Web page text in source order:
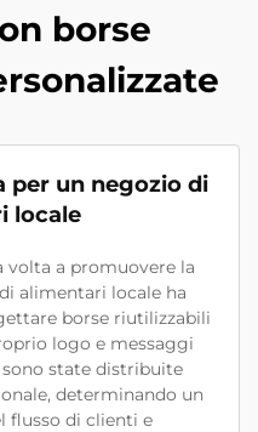
borse
per un negozio di
locale
volta a promuovere la
alimentari locale ha
borse riutilizzabili
logo e messaggi
state distribuite
determinando un
flusso di clienti e